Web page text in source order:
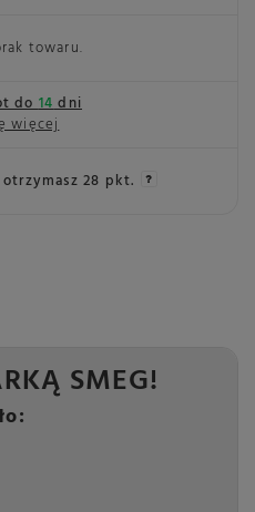
towaru
do14dni
więcej
28 pkt.
SMEG!